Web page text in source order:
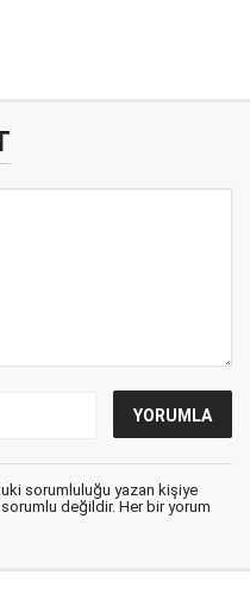
sorumluluğu yazan kişiye
değildir. Her bir yorum